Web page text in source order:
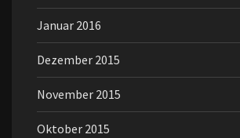
Januar 2016
Dezember 2015
November 2015
Oktober 2015